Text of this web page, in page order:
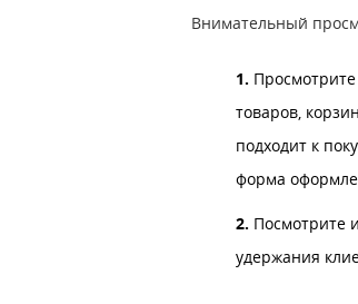
Внимательный
1.
товаров,
подходит к
форма
2. Посмотрите
удержания